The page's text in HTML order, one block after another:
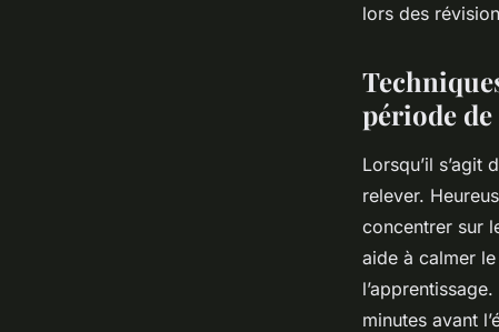
lors des
période
Lorsqu’il
relever.
concentrer sur
aide à calmer
minutes avant